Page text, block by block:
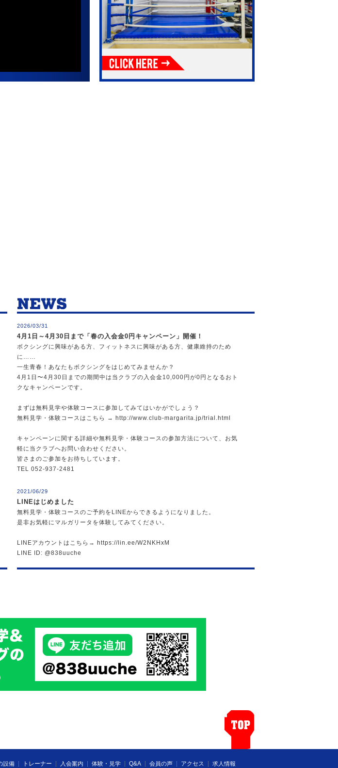
2026/03/31
4月1日～4月30日まで「春の入会金0円キャンペーン」開催！
ボクシングに興味がある方、フィットネスに興味がある方、健康維持のため
に……
一生青春！あなたもボクシングをはじめてみませんか？
4月1日〜4月30日までの期間中は当クラブの入会金10,000円が0円となるおト
クなキャンペーンです。
まずは無料見学や体験コースに参加してみてはいかがでしょう？
無料見学・体験コースはこちら →
http://www.club-margarita.jp/trial.html
キャンペーンに関する詳細や無料見学・体験コースの参加方法について、お気
軽に当クラブへお問い合わせください。
皆さまのご参加をお待ちしています。
TEL 052-937-2481
2021/06/29
LINEはじめました
無料見学・体験コースのご予約をLINEからできるようになりました。
是非お気軽にマルガリータを体験してみてください。
LINEアカウントはこちら→
https://lin.ee/W2NKHxM
LINE ID: @838uuche
女性メンバーは今までと変更なく月会費10,500円でご利用いただけます。
これからもマルガリータをよろしくお願い申し上げます。
2019/03/31
「Fitness Room Mamoru」ページがリニューアル！
マモルでのトレーニング方法やトレーニング器具のアップデートに伴ってマモ
ルページを更新しました。
TRXやUSB（アルティメイトサンドバッグ）、ケトルベルを使ったトレーニン
ボクシングに興味がある方、フィットネスに興味がある方、健康維持のため
設備 トレーナー 入会案内 体験・見学 Q&A 会員の声 アクセス 求人情報